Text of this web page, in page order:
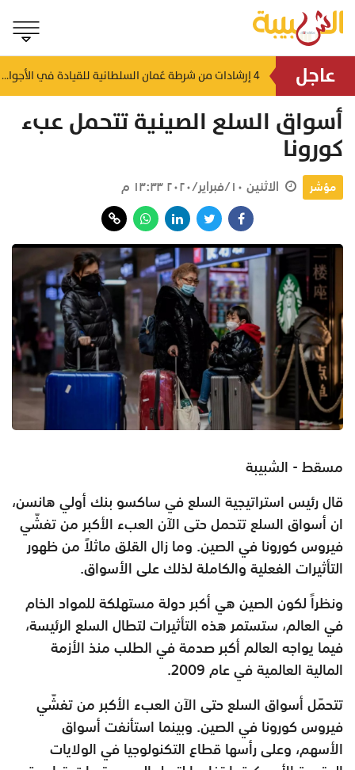
عاجل 4 إرشادات من شرطة عُمان السلطانية للقيادة في الأجواء المغبرة
أمطار رعدية وبَرَد.. "الأرصاد" تُحذر من تدني الرؤية وتصاعد
أسواق السلع الصينية تتحمل عبء
كورونا
مؤشر الاثنين ١٠/فبراير/٢٠٢٠ ١٣:٣٣ م
مسقط - الشبيبة
قال رئيس استراتيجية السلع في ساكسو بنك أولي هانسن،
ان أسواق السلع تتحمل حتى الآن العبء الأكبر من تفشّي
فيروس كورونا في الصين. وما زال القلق ماثلاً من ظهور
التأثيرات الفعلية والكاملة لذلك على الأسواق.
ونظراً لكون الصين هي أكبر دولة مستهلكة للمواد الخام
في العالم، ستستمر هذه التأثيرات لتطال السلع الرئيسة،
فيما يواجه العالم أكبر صدمة في الطلب منذ الأزمة
المالية العالمية في عام 2009.
تتحمّل أسواق السلع حتى الآن العبء الأكبر من تفشّي
فيروس كورونا في الصين. وبينما استأنفت أسواق
الأسهم، وعلى رأسها قطاع التكنولوجيا في الولايات